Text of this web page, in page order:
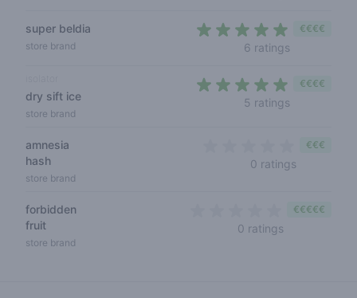
super beldia
store brand 6 ratings
€€€€
dry sift ice
store brand
5 ratings
€€€€
amnesia
hash
store brand
0 ratings
€€€
forbidden
fruit
store brand
0 ratings
€€€€€